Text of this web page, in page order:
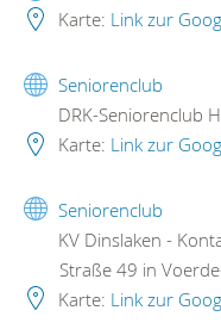
Karte: Link zur
Seniorenclub
DRK-Seniorenclub
Karte: Link zur
Seniorenclub
KV Dinslaken -
Straße 49 in
Karte: Link zur